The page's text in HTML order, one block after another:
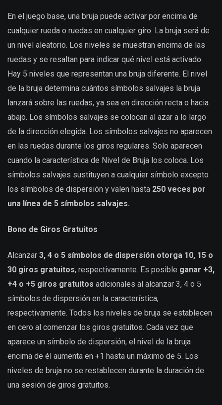
En el juego base, una bruja puede activar por encima de
cualquier rueda o ruedas en cualquier giro. La bruja será de
un nivel aleatorio. Los niveles se muestran encima de las
ruedas y se resaltan para indicar qué nivel está activado.
Hay 5 niveles que representan una bruja diferente. El nivel
de la bruja determina cuántos símbolos salvajes la bruja
lanzará sobre las ruedas, ya sea en dirección recta o hacia
abajo. Los símbolos salvajes se colocan al azar a lo largo
de la dirección elegida. Los símbolos salvajes no aparecen
en las ruedas durante los giros regulares. Solo aparecen
cuando la característica de Nivel de Bruja los coloca. Los
símbolos salvajes sustituyen a cualquier símbolo excepto
los símbolos de dispersión y valen hasta 250 veces por
una línea de 5 símbolos salvajes.
Bono de Giros Gratuitos
Alcanzar 3, 4 o 5 símbolos de dispersión otorga 10, 15 o
30 giros gratuitos, respectivamente. Es posible ganar +3,
+4 o +5 giros gratuitos adicionales al alcanzar 3, 4 o 5
símbolos de dispersión en la característica,
respectivamente. Todos los niveles de bruja se establecen
en cero al comenzar los giros gratuitos. Cada vez que
aparece un símbolo de dispersión, el nivel de la bruja
encima de él aumenta en +1 hasta un máximo de 5. Los
niveles de bruja no se restablecen durante la duración de
una sesión de giros gratuitos.